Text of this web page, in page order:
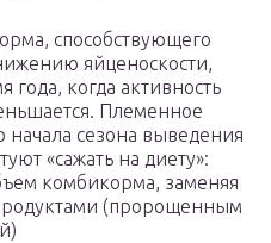
способствующего
яйценоскости,
года, когда активность
Племенное
начала сезона выведения
«сажать на диету»:
комбикорма, заменяя
(пророщенным